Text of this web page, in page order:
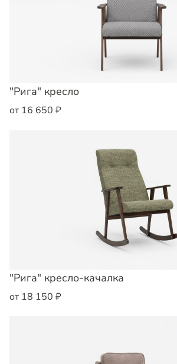
"Рига" кресло
от 16 650 ₽
"Рига" кресло-качалка
от 18 150 ₽